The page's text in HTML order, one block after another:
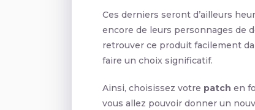
Ces derniers seront d’ailleurs
encore de leurs personnages de
retrouver ce produit facilement
faire un choix significatif.
Ainsi, choisissez votre patch en
vous allez pouvoir donner un